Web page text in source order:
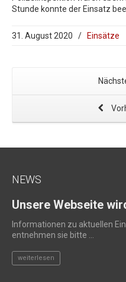
Stunde konnte der Einsatz
31. August 2020 / Einsätze
NEWS
Unsere Webseite
Informationen zu aktuellen
entnehmen sie bitte ...
weiterlesen